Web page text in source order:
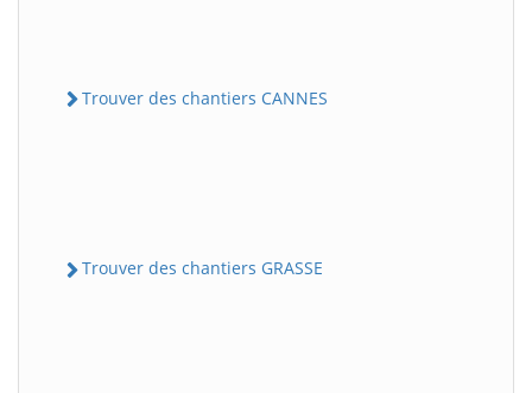
Trouver des chantiers CANNES
Trouver des chantiers GRASSE